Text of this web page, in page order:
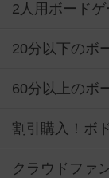
2人用ボード
20分以下のボ
60分以上のボ
割引購入！ボ
クラウドファ